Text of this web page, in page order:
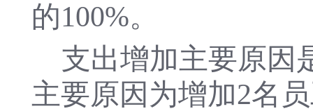
的100%。
支出增加主要原因
主要原因为增加2名